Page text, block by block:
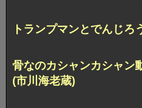
トランプマンとでんじ
骨なのカシャンカシャ
(市川海老蔵)